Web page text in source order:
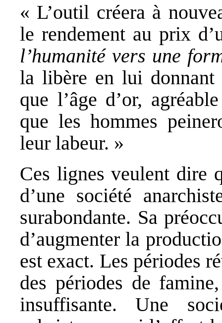
« L’outil créera à
le rendement au prix
l’humanité vers une
la libère en lui donnant
que l’âge d’or,
que les hommes
leur labeur. »
Ces lignes veulent dire
d’une société
surabondante. Sa
d’augmenter la
est exact. Les périodes
des périodes de
insuffisante. Une